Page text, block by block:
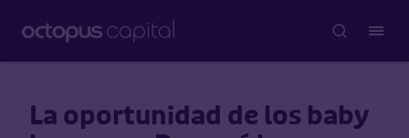
La oportunidad de los baby